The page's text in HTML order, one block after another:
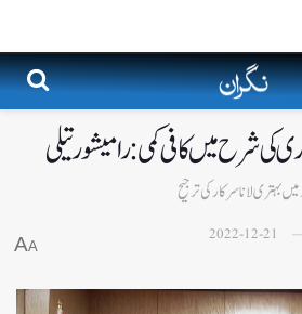
کی شرح میں کافی کمی: رامیشور تیلی
بہتری لانا سرکار کی ترجیح
2022-12-21
A
A